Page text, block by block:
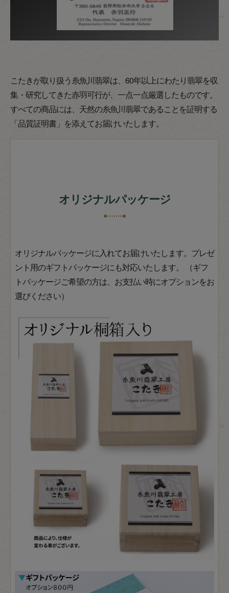
こたきが取り扱う糸魚川翡翠は、60年以上にわたり翡翠を収
集・研究してきた赤羽可行が、一点一点厳選したものです。
すべての商品には、天然の糸魚川翡翠であることを証明する
「品質証明書」を添えてお届けいたします。
オリジナルパッケージ
オリジナルパッケージに入れてお届けいたします。プレゼ
ント用のギフトパッケージにも対応いたします。 （ギフ
トパッケージご希望の方は、お支払い時にオプションをお
選びください）